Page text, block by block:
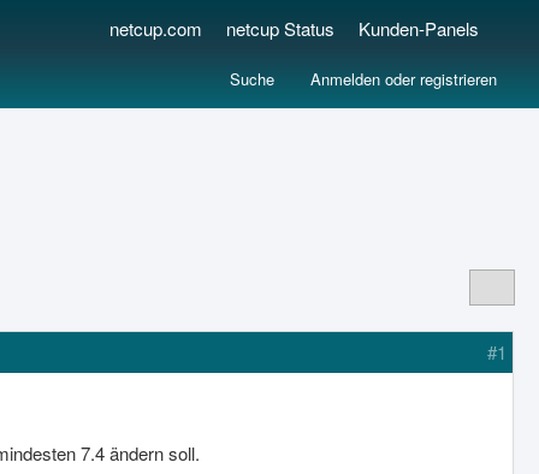
netcup.com netcup Status Kunden-Panels
Anmelden oder registrieren
Suche
#1
7.4 ändern soll.